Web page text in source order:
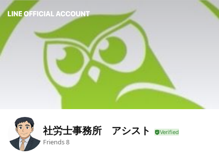
社労士事務所 アシスト
Friends8